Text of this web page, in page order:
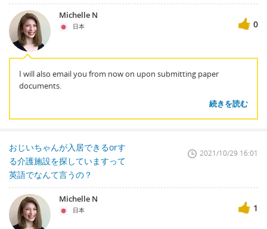
Michelle N
日本 0
I will also email you from now on upon submitting paper
documents.
続きを読む
おじいちゃんが入居できるorす
る介護施設を探していますって
英語でなんて言うの？
2021/10/29 16:01
Michelle N
日本 1